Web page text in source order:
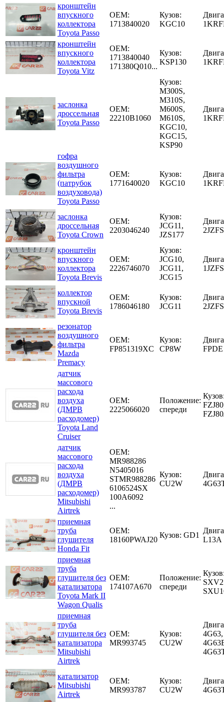
кронштейн
впускного
коллектора
Toyota Passo
OEM:
1713840020
Кузов:
KGC10
кронштейн
впускного
коллектора
Toyota Vitz
OEM:
1713840040
171380Q010...
Кузов:
KSP130
заслонка
дроссельная
Toyota Passo
OEM:
22210B1060
Кузов:
M300S,
M310S,
M600S,
M610S,
KGC10,
KGC15,
KSP90
гофра
воздушного
фильтра
(патрубок
воздуховода)
Toyota Passo
OEM:
1771640020
Кузов:
KGC10
заслонка
дроссельная
Toyota Crown
OEM:
2203046240
Кузов:
JCG11,
JZS177
кронштейн
впускного
коллектора
Toyota Brevis
OEM:
2226746070
Кузов:
JCG10,
JCG11,
JCG15
коллектор
впускной
Toyota Brevis
OEM:
1786046180
Кузов:
JCG11
резонатор
воздушного
фильтра
Mazda
Premacy
OEM:
FP851319XC
Кузов:
CP8W
FPDE
датчик
массового
расхода
воздуха
(ДМРВ
расходомер)
Toyota Land
Cruiser
OEM:
2225066020
Положение:
спереди
датчик
массового
расхода
воздуха
(ДМРВ
расходомер)
Mitsubishi
Airtrek
OEM:
MR988286
N5405016
STMR988286
6106524SX
100A6092
...
Кузов:
CU2W
приемная
труба
глушителя
Honda Fit
OEM:
18160PWAJ20
Кузов: GD1
L13A
приемная
труба
глушителя без
катализатора
Toyota Mark II
Wagon Qualis
OEM:
174107A670
Положение:
спереди
приемная
труба
глушителя без
катализатора
Mitsubishi
Airtrek
OEM:
MR993745
Кузов:
CU2W
4G63,
катализатор
Mitsubishi
Airtrek
OEM:
MR993787
Кузов:
CU2W